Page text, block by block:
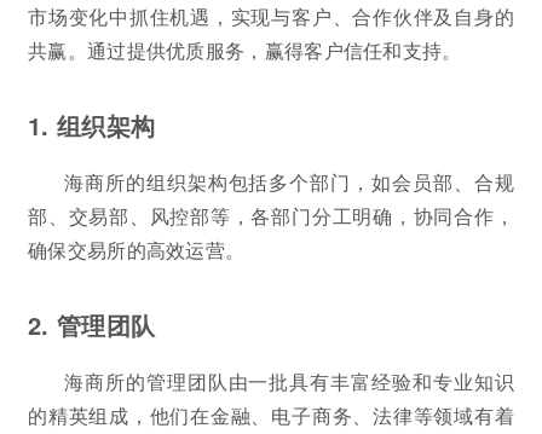
市场变化中抓住机遇，实现与客户、合作伙伴及自身的
共赢。通过提供优质服务，赢得客户信任和支持。
1. 组织架构
海商所的组织架构包括多个部门，如会员部、合规
部、交易部、风控部等，各部门分工明确，协同合作，
确保交易所的高效运营。
2. 管理团队
海商所的管理团队由一批具有丰富经验和专业知识
的精英组成，他们在金融、电子商务、法律等领域有着